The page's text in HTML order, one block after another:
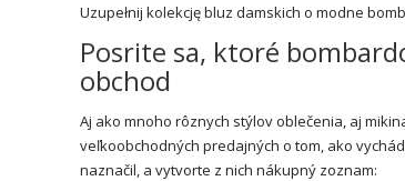
Uzupełnij kolekcję bluz damskich o modne
Posrite sa, ktoré
obchod
Aj ako mnoho rôznych stýlov oblečenia, aj
veľkoobchodných predajných o tom, ako
naznačil, a vytvorte z nich nákupný zoznam: